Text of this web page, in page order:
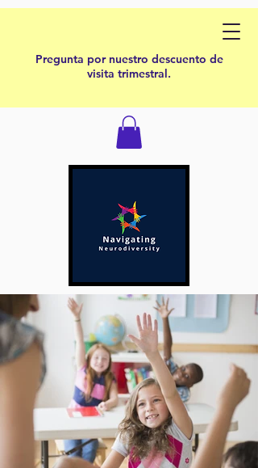
Pregunta por nuestro descuento de
visita trimestral.